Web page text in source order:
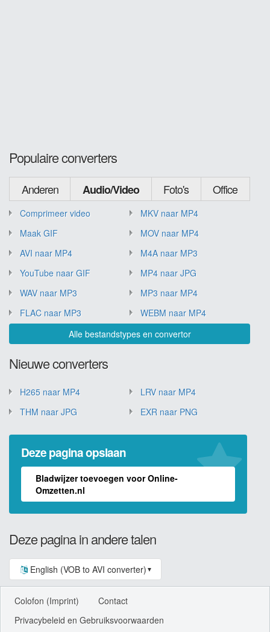
Populaire converters
Anderen Audio/Video Foto's Office
Comprimeer video
MKV naar MP4
Maak GIF
MOV naar MP4
AVI naar MP4
M4A naar MP3
YouTube naar GIF
MP4 naar JPG
WAV naar MP3
MP3 naar MP4
FLAC naar MP3
WEBM naar MP4
Alle bestandstypes en convertor
Nieuwe converters
H265 naar MP4
LRV naar MP4
THM naar JPG
EXR naar PNG
Deze pagina opslaan
Bladwijzer toevoegen voor Online-
Omzetten.nl
Deze pagina in andere talen
English (VOB to AVI converter) ▼
Colofon (Imprint)
Contact
Privacybeleid en Gebruiksvoorwaarden